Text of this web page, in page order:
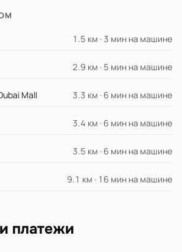
1.5 км · 3 мин на машине
2.9 км · 5 мин на машине
Mall 3.3 км · 6 мин на машине
3.4 км · 6 мин на машине
3.5 км · 6 мин на машине
9.1 км · 16 мин на машине
платежи